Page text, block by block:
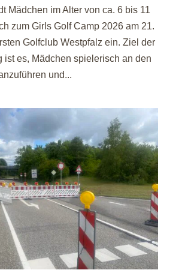
Mädchen im Alter von ca. 6 bis 11
zum Girls Golf Camp 2026 am 21.
Golfclub Westpfalz ein. Ziel der
ist es, Mädchen spielerisch an den
und...